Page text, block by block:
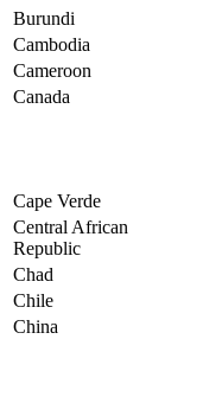
Burundi
Cambodia
Cameroon
Canada
Cape Verde
Central African
Republic
Chad
Chile
China